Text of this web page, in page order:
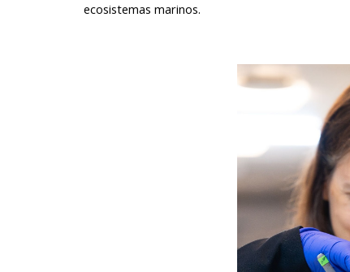
ecosistemas marinos.